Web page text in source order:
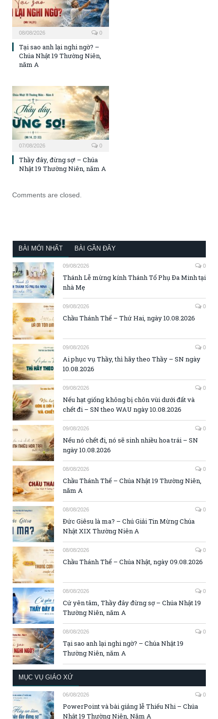
08/08/2026 0
Tại sao anh lại nghi ngờ? –
Chúa Nhật 19 Thường Niên,
năm A
07/08/2026 0
Thầy đây, đừng sợ! – Chúa
Nhật 19 Thường Niên, năm A
Comments are closed.
BÀI MỚI NHẤT BÀI GẦN ĐÂY
09/08/2026 0
Thánh Lễ mừng kính Thánh Tổ Phụ Đa Minh tại
nhà Mẹ
09/08/2026 0
Chầu Thánh Thể – Thứ Hai, ngày 10.08.2026
09/08/2026 0
Ai phục vụ Thầy, thì hãy theo Thầy – SN ngày
10.08.2026
09/08/2026 0
Nếu hạt giống không bị chôn vùi dưới đất và
chết đi – SN theo WAU ngày 10.08.2026
09/08/2026 0
Nếu nó chết đi, nó sẽ sinh nhiều hoa trái – SN
ngày 10.08.2026
08/08/2026 0
Chầu Thánh Thể – Chúa Nhật 19 Thường Niên,
năm A
08/08/2026 0
Đức Giêsu là ma? – Chú Giải Tin Mừng Chúa
Nhật XIX Thường Niên A
08/08/2026 0
Chầu Thánh Thể – Chúa Nhật, ngày 09.08.2026
08/08/2026 0
Cứ yên tâm, Thầy đây đừng sợ – Chúa Nhật 19
Thường Niên, năm A
08/08/2026 0
Tại sao anh lại nghi ngờ? – Chúa Nhật 19
Thường Niên, năm A
MỤC VỤ GIÁO XỨ
06/08/2026 0
PowerPoint và bài giảng lễ Thiếu Nhi – Chúa
Nhật 19 Thường Niên, Năm A